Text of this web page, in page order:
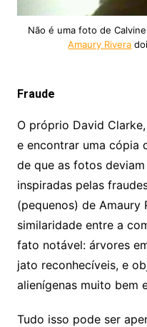
Não é uma foto de
Amaury Rivera
Fraude
O próprio David
e encontrar uma cópia
de que as fotos
inspiradas pelas
(pequenos) de Amaury
similaridade entre a
fato notável: árvores
jato reconhecíveis, e
alienígenas muito bem
Tudo isso pode ser